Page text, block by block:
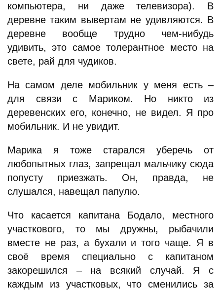
компьютера, ни даже телевизора). В
деревне таким вывертам не удивляются. В
деревне вообще трудно чем-нибудь
удивить, это самое толерантное место на
свете, рай для чудиков.
На самом деле мобильник у меня есть –
для связи с Мариком. Но никто из
деревенских его, конечно, не видел. Я про
мобильник. И не увидит.
Марика я тоже старался уберечь от
любопытных глаз, запрещал мальчику сюда
попусту приезжать. Он, правда, не
слушался, навещал папулю.
Что касается капитана Бодало, местного
участкового, то мы дружны, рыбачили
вместе не раз, а бухали и того чаще. Я в
своё время специально с капитаном
закорешился – на всякий случай. Я с
каждым из участковых, что сменились за